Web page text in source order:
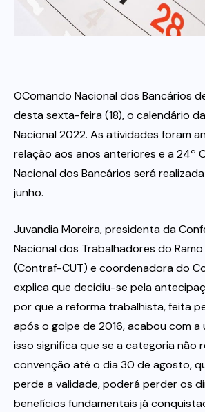
OComando Nacional dos Bancários
desta sexta-feira (18), o calendário
Nacional 2022. As atividades foram
relação aos anos anteriores e a 24ª
Nacional dos Bancários será
junho.
Juvandia Moreira, presidenta da
Nacional dos Trabalhadores do
(Contraf-CUT) e coordenadora do
explica que decidiu-se pela
por que a reforma trabalhista, feita
após o golpe de 2016, acabou com a
isso significa que se a categoria não
convenção até o dia 30 de agosto,
perde a validade, poderá perder os
benefícios fundamentais já